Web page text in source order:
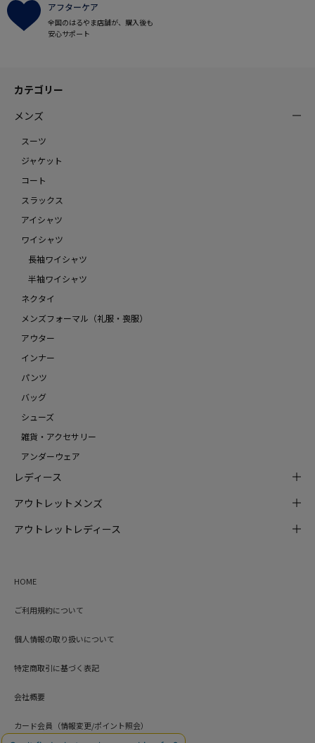
アフターケア
全国のはるやま店舗が、購入後も
安心サポート
カテゴリー
メンズ
スーツ
ジャケット
コート
スラックス
アイシャツ
ワイシャツ
長袖ワイシャツ
半袖ワイシャツ
ネクタイ
メンズフォーマル（礼服・喪服）
アウター
インナー
パンツ
バッグ
シューズ
雑貨・アクセサリー
アンダーウェア
レディース
アウトレットメンズ
アウトレットレディース
HOME
ご利用規約について
個人情報の取り扱いについて
特定商取引に基づく表記
会社概要
カード会員（情報変更/ポイント照会）